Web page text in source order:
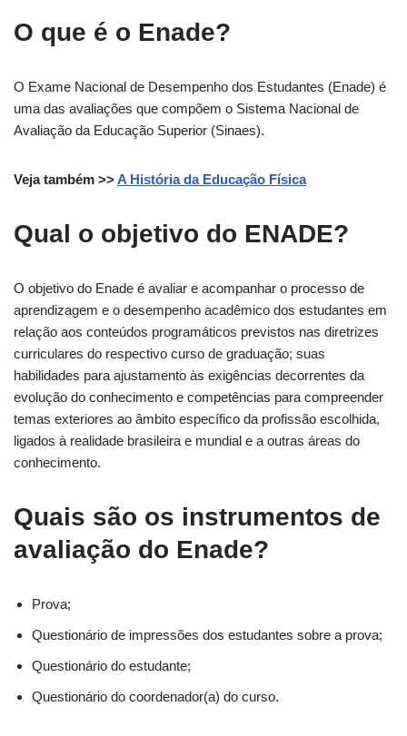
O que é o Enade?
O Exame Nacional de Desempenho dos Estudantes (Enade) é
uma das avaliações que compõem o Sistema Nacional de
Avaliação da Educação Superior (Sinaes).
Veja também >>A História da Educação Física
Qual o objetivo do ENADE?
O objetivo do Enade é avaliar e acompanhar o processo de
aprendizagem e o desempenho acadêmico dos estudantes em
relação aos conteúdos programáticos previstos nas diretrizes
curriculares do respectivo curso de graduação; suas
habilidades para ajustamento às exigências decorrentes da
evolução do conhecimento e competências para compreender
temas exteriores ao âmbito específico da profissão escolhida,
ligados à realidade brasileira e mundial e a outras áreas do
conhecimento.
Quais são os instrumentos de
avaliação do Enade?
Prova;
Questionário de impressões dos estudantes sobre a prova;
Questionário do estudante;
Questionário do coordenador(a) do curso.